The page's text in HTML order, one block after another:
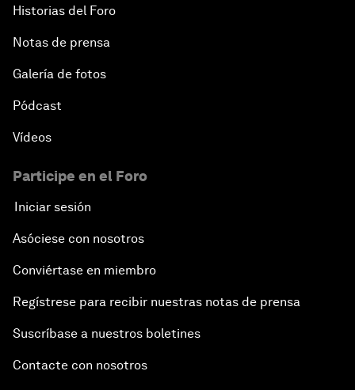
Historias del Foro
Notas de prensa
Galería de fotos
Pódcast
Vídeos
Participe en el Foro
Iniciar sesión
Asóciese con nosotros
Conviértase en miembro
Regístrese para recibir nuestras notas de prensa
Suscríbase a nuestros boletines
Contacte con nosotros